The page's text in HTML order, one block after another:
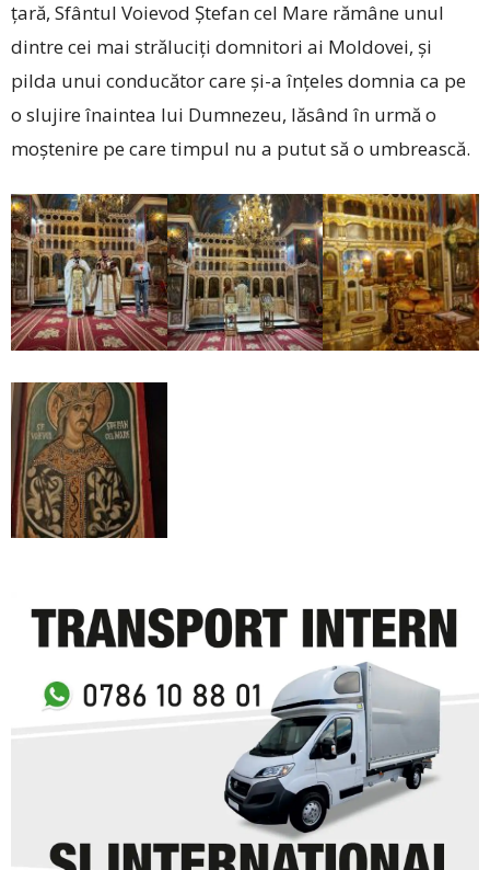
țară, Sfântul Voievod Ștefan cel Mare rămâne unul
dintre cei mai străluciți domnitori ai Moldovei, și
pilda unui conducător care și-a înțeles domnia ca pe
o slujire înaintea lui Dumnezeu, lăsând în urmă o
moștenire pe care timpul nu a putut să o umbrească.